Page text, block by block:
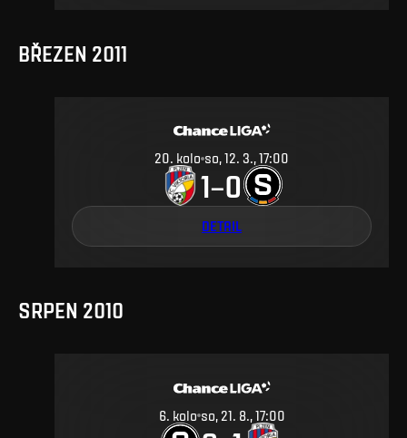
BŘEZEN 2011
20. kolo so, 12. 3., 17:00
1–0
DETAIL
SRPEN 2010
6. kolo so, 21. 8., 17:00